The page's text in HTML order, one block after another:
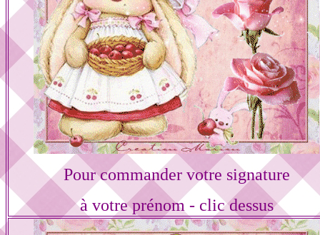
Pour commander votre signature
à votre prénom - clic dessus